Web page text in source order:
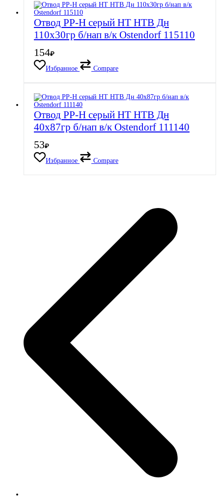
Отвод PP-H серый HT HTB Дн
110х30гр б/нап в/к Ostendorf 115110
154₽
Избранное
Compare
Отвод PP-H серый HT HTB Дн
40х87гр б/нап в/к Ostendorf 111140
53₽
Избранное
Compare